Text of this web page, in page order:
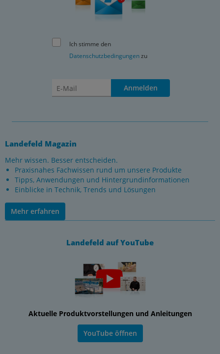
Ich stimme den
Datenschutzbedingungenzu
Anmelden
Landefeld Magazin
Mehr wissen. Besser entscheiden.
Praxisnahes Fachwissen rund um unsere Produkte
Tipps, Anwendungen und Hintergrundinformationen
Einblicke in Technik, Trends und Lösungen
Mehr erfahren
Landefeld auf YouTube
Aktuelle Produktvorstellungen und Anleitungen
YouTube öffnen